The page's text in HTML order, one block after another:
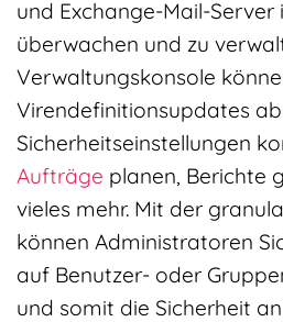
und Exchange-Mail-Server
überwachen und zu
Verwaltungskonsole
Virendefinitionsupdates
Sicherheitseinstellungen
Aufträge planen, Berichte
vieles mehr. Mit der
können Administratoren
auf Benutzer- oder
und somit die Sicherheit